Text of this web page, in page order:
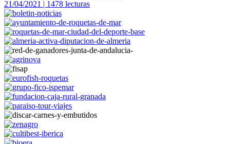
21/04/2021 | 1478 lecturas